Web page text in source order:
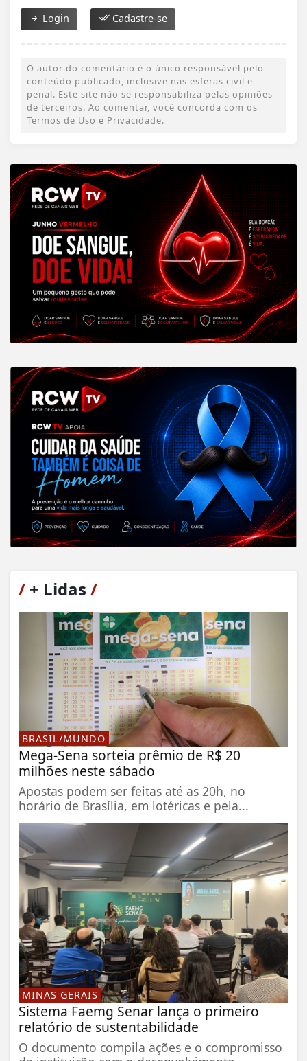
Login Cadastre-se
O autor do comentário é o único responsável pelo
conteúdo publicado, inclusive nas esferas civil e
penal. Este site não se responsabiliza pelas opiniões
de terceiros. Ao comentar, você concorda com os
Termos de Uso e Privacidade.
/ + Lidas /
BRASIL/MUNDO
Mega-Sena sorteia prêmio de R$ 20
milhões neste sábado
Apostas podem ser feitas até as 20h, no
horário de Brasília, em lotéricas e pela...
MINAS GERAIS
Sistema Faemg Senar lança o primeiro
relatório de sustentabilidade
O documento compila ações e o compromisso